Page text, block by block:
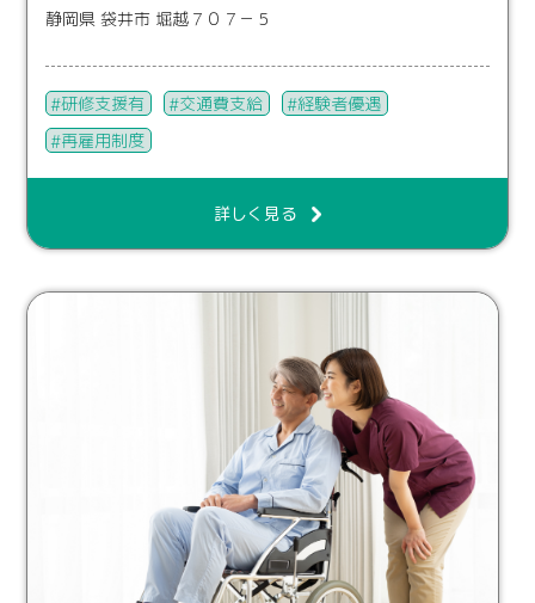
静岡県 袋井市 堀越７０７－５
研修支援有 交通費支給
経験者優遇
再雇用制度
詳しく見る